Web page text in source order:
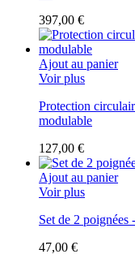
397,00 €
Ajout au panier
Voir plus
Protection
modulable
127,00 €
Ajout au panier
Voir plus
Set de 2 poignées
47,00 €